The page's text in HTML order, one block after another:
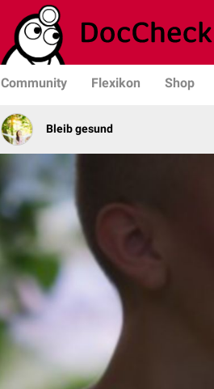
Community Flexikon Shop
Bleib gesund